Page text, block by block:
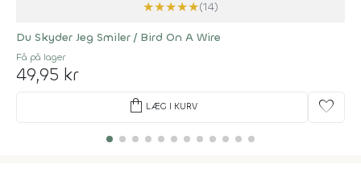
★★★★★(14)
Du Skyder Jeg Smiler / Bird On A Wire
Få på lager
49,95 kr
shopping_bag LÆG I KURV favorite